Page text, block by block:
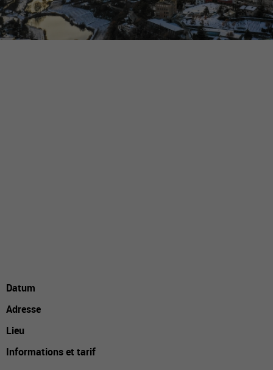
Datum
Adresse
Lieu
Informations et tarif